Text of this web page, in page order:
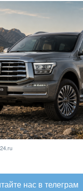
нас в телеграм